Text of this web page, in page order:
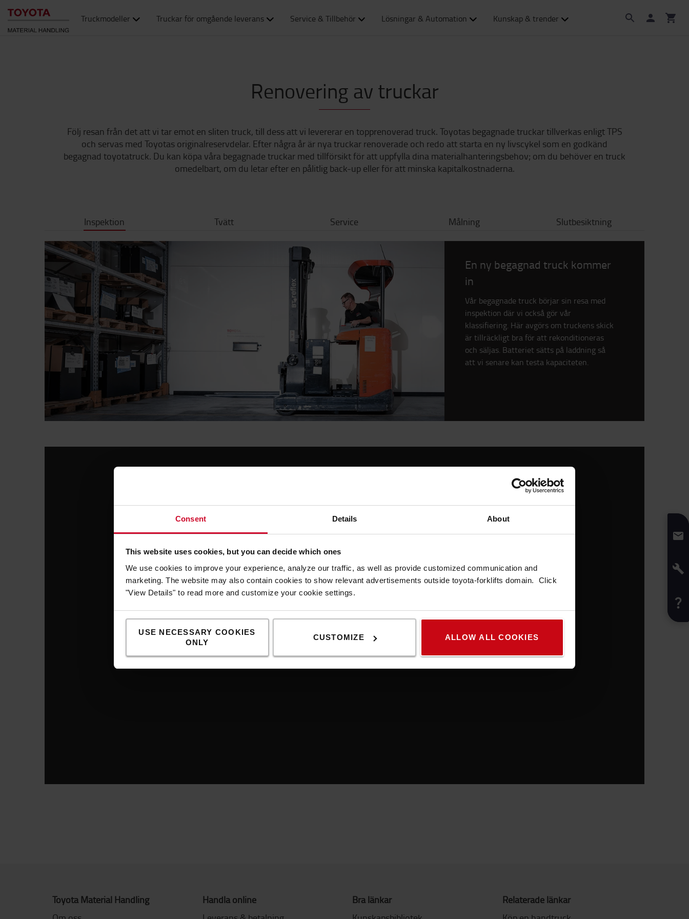
Consent Details About
This website uses cookies, but you can decide which ones
We use cookies to improve your experience, analyze our traffic, as well as provide customized communication and
marketing. The website may also contain cookies to show relevant advertisements outside toyota-forklifts domain. Click
"View Details" to read more and customize your cookie settings.
USE NECESSARY COOKIES
ONLY
CUSTOMIZE ALLOW ALL COOKIES
Truckmodeller Truckar för omgående leverans Service & Tillbehör Lösningar & Automation Kunskap & trender
Renovering av truckar
Följ resan från det att vi tar emot en sliten truck, till dess att vi levererar en topprenoverad truck. Toyotas begagnade truckar tillverkas enligt TPS
och servas med Toyotas originalreservdelar. Efter några år är nya truckar renoverade och redo att starta en ny livscykel som en godkänd
begagnad toyotatruck. Du kan köpa våra begagnade truckar med tillförsikt för att uppfylla dina materialhanteringsbehov; om du behöver en truck
omedelbart, om du letar efter en pålitlig back-up eller för att minska kapitalkostnaderna.
Inspektion Tvätt Service Målning Slutbesiktning
En ny begagnad truck kommer
in
Vår begagnade truck börjar sin resa med
inspektion där vi också gör vår
klassifiering. Här avgörs om truckens skick
är tillräckligt bra för att rekonditioneras
och säljas. Batteriet sätts på laddning så
att vi senare kan testa kapaciteten.
Toyota Material Handling
Handla online
Bra länkar
Relaterade länkar